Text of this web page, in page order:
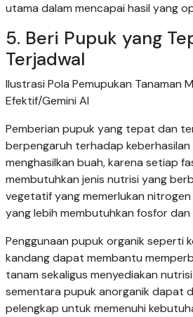
utama dalam mencapai hasil yang
5. Beri Pupuk yang
Terjadwal
Ilustrasi Pola Pemupukan Tanaman
Efektif/Gemini AI
Pemberian pupuk yang tepat dan
berpengaruh terhadap
menghasilkan buah, karena setiap
membutuhkan jenis nutrisi yang
vegetatif yang memerlukan
yang lebih membutuhkan fosfor dan
Penggunaan pupuk organik seperti
kandang dapat membantu
tanam sekaligus menyediakan
sementara pupuk anorganik dapat
pelengkap untuk memenuhi